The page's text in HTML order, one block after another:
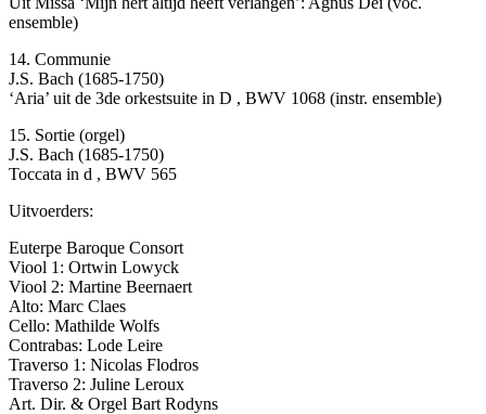
ensemble)
14. Communie
J.S. Bach (1685-1750)
‘Aria’ uit de 3de orkestsuite in D , BWV 1068 (instr. ensemble)
15. Sortie (orgel)
J.S. Bach (1685-1750)
Toccata in d , BWV 565
Uitvoerders:
Euterpe Baroque Consort
Viool 1: Ortwin Lowyck
Viool 2: Martine Beernaert
Alto: Marc Claes
Cello: Mathilde Wolfs
Contrabas: Lode Leire
Traverso 1: Nicolas Flodros
Traverso 2: Juline Leroux
Art. Dir. & Orgel Bart Rodyns